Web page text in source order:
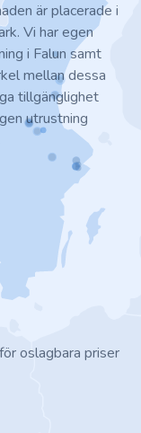
är placerade i
Vi har egen
i Falun samt
mellan dessa
tillgänglighet
utrustning
oslagbara priser